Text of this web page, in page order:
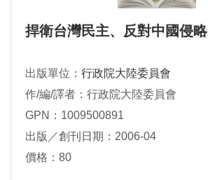
捍衛台灣民主、反對中國侵略
出版單位： 行政院大陸委員會
作/編/譯者：行政院大陸委員會
GPN：1009500891
出版／創刊日期：2006-04
價格：80